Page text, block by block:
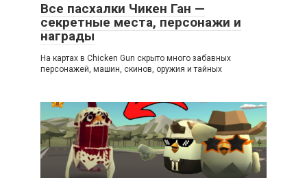
Все пасхалки Чикен Ган —
секретные места, персонажи и
награды
На картах в Chicken Gun скрыто много забавных
персонажей, машин, скинов, оружия и тайных